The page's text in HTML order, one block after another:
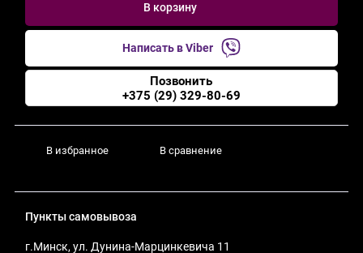
В корзину
Написать в Viber
Позвонить
+375 (29) 329-80-69
В избранное В сравнение
Пункты самовывоза
г.Минск, ул. Дунина-Марцинкевича 11